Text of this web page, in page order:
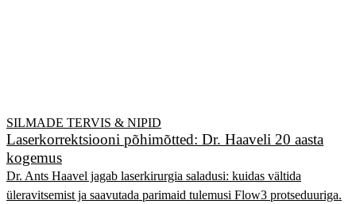
SILMADE TERVIS & NIPID
Laserkorrektsiooni põhimõtted: Dr. Haaveli 20 aasta
kogemus
Dr. Ants Haavel jagab laserkirurgia saladusi: kuidas vältida
üleravitsemist ja saavutada parimaid tulemusi Flow3 protseduuriga.